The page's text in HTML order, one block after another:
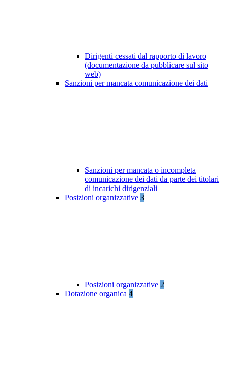
Dirigenti cessati dal rapporto di lavoro
(documentazione da pubblicare sul sito
web)
Sanzioni per mancata comunicazione dei dati
Sanzioni per mancata o incompleta
comunicazione dei dati da parte dei titolari
di incarichi dirigenziali
Posizioni organizzative 3
Posizioni organizzative 2
Dotazione organica 4